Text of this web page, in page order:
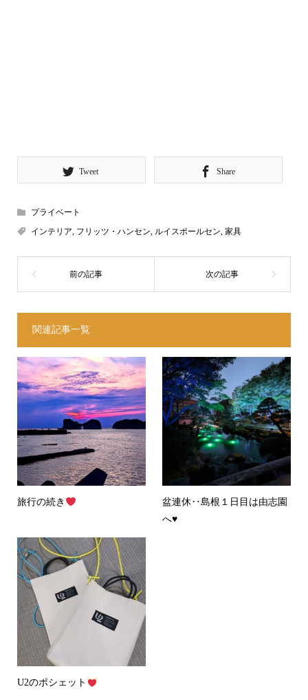
Tweet Share
プライベート
インテリア, フリッツ・ハンセン, ルイスポールセン, 家具
関連記事一覧
旅行の続き
盆連休‥島根１日目は由志園
へ♥
U2のポシェット